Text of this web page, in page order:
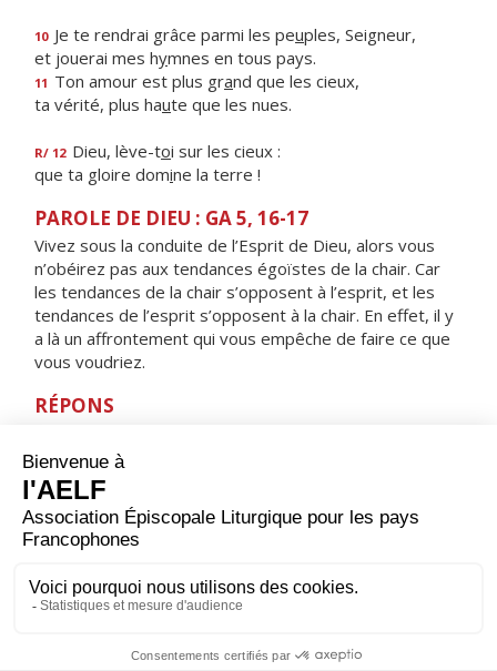
10 Je te rendrai grâce parmi les peuples, Seigneur,
et jouerai mes hymnes en tous pays.
11 Ton amour est plus grand que les cieux,
ta vérité, plus haute que les nues.
R/ 12 Dieu, lève-toi sur les cieux :
que ta gloire domine la terre !
PAROLE DE DIEU : GA 5, 16-17
Vivez sous la conduite de l’Esprit de Dieu, alors vous
n’obéirez pas aux tendances égoïstes de la chair. Car
les tendances de la chair s’opposent à l’esprit, et les
tendances de l’esprit s’opposent à la chair. En effet, il y
a là un affrontement qui vous empêche de faire ce que
vous voudriez.
RÉPONS
Apprends-moi tes commandements.
ORAISON
Dieu éternel et tout-puissant, en qui rien n’est sombre
ni obscur, communique ta lumière à nos cœurs : en
ta route d’un cœur léger. Par Jésus, le Christ, notre